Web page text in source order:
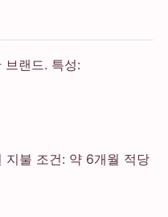
브랜드. 특성:
불 조건: 약 6개월 적당